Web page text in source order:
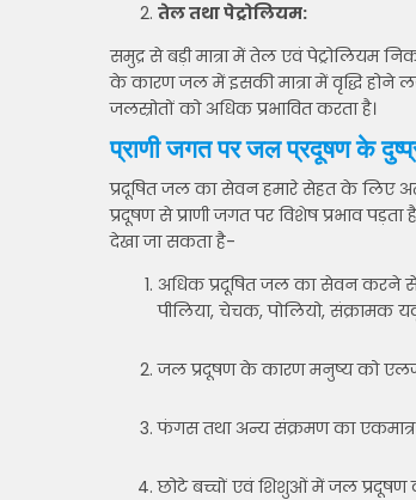
तेल तथा पेट्रोलियम:
समुद्र से बड़ी मात्रा में तेल एवं पेट्रोलियम
के कारण जल में इसकी मात्रा में वृद्धि होने
जलस्रोतों को अधिक प्रभावित करता है।
प्राणी जगत पर जल प्रदूषण के
प्रदूषित जल का सेवन हमारे सेहत के लिए
प्रदूषण से प्राणी जगत पर विशेष प्रभाव
देखा जा सकता है-
अधिक प्रदूषित जल का सेवन करने से
पीलिया, चेचक, पोलियो, संक्रामक
जल प्रदूषण के कारण मनुष्य को
फंगस तथा अन्य संक्रमण का
छोटे बच्चों एवं शिशुओं में जल प्रदूषण